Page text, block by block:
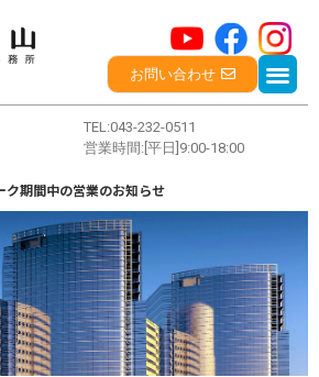
お問い合わせ
TEL:043-232-0511
営業時間:[平日]9:00-18:00
ク期間中の営業のお知らせ